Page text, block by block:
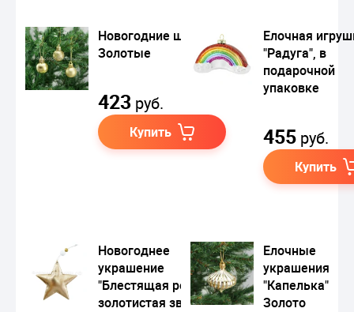
Новогодние шары
Золотые
423 руб.
Купить
Елочная
"Радуга", в
подарочной
упаковке
455 руб.
Купить
Новогоднее
украшение
"Блестящая розово-
золотистая звезда"
Елочные
украшения
"Капелька"
Золото